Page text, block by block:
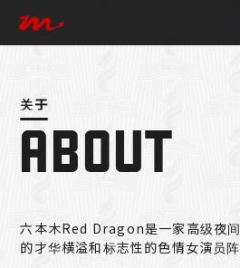
关于
关于
ABOUT
六 本木Red Dragon是一家 高级夜间
的才华横溢和标志性的色情女演员阵